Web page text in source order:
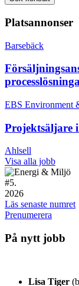
Platsannonser
Barsebäck
EBS Environment
Projektsäljare
Ahlsell
Visa alla jobb
#5.
2026
Läs senaste numret
Prenumerera
På nytt jobb
Lisa Tiger